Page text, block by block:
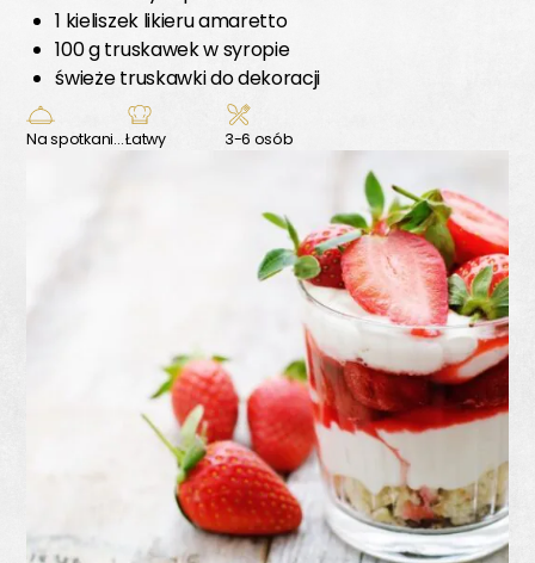
1 kieliszek likieru amaretto
100 g truskawek w syropie
świeże truskawki do dekoracji
Na spotkanie z przyjaciółmiŁatwy 3-6 osób